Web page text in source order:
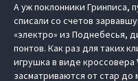
А уж поклонники Гринписа,
списали со счетов
«электро» из Поднебесья,
понтов. Как раз для таких
игрушка в виде кроссовера
засматриваются от стар